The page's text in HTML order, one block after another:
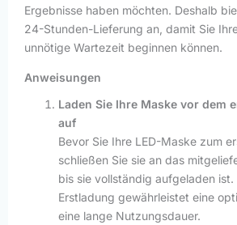
Ergebnisse haben möchten. Deshalb
24-Stunden-Lieferung an, damit Sie
unnötige Wartezeit beginnen können.
Anweisungen
Laden Sie Ihre Maske vor dem
auf
Bevor Sie Ihre LED-Maske zum
schließen Sie sie an das
bis sie vollständig aufgeladen
Erstladung gewährleistet eine
eine lange Nutzungsdauer.